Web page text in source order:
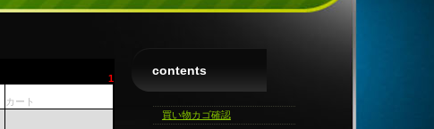
1
カート
contents
買い物カゴ確認